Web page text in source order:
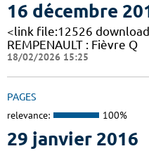
16 décembre
<link file:12526
REMPENAULT : Fièvre Q
18/02/2026 15:25
PAGES
relevance: 100%
29 janvier 2016